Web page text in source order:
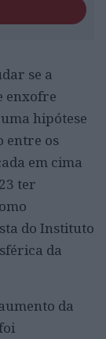
se a
enxofre
hipótese
entre os
em cima
ter
do Instituto
da
da